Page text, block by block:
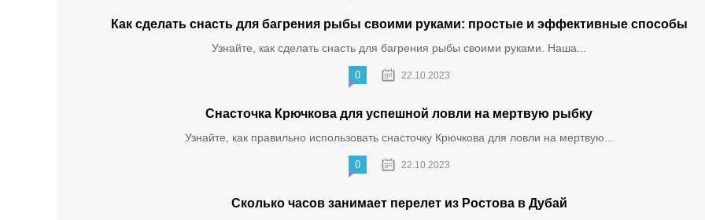
Как сделать снасть для багрения рыбы своими руками: простые и эффективные способы
Узнайте, как сделать снасть для багрения рыбы своими руками. Наша...
0 22.10.2023
Снасточка Крючкова для успешной ловли на мертвую рыбку
Узнайте, как правильно использовать снасточку Крючкова для ловли на мертвую...
0 22.10.2023
Сколько часов занимает перелет из Ростова в Дубай